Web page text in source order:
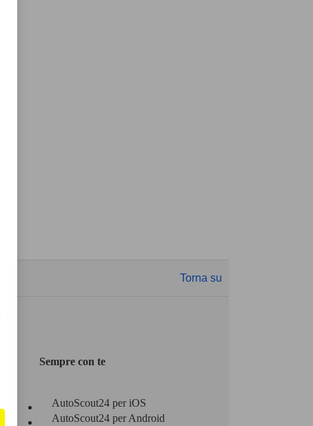
Torna su
Sempre con te
AutoScout24 per iOS
AutoScout24 per Android